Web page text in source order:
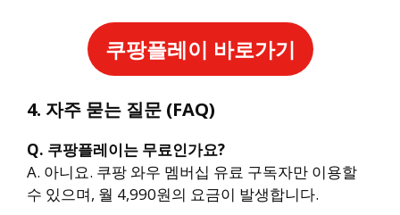
쿠팡플레이 바로가기
4. 자주 묻는 질문 (FAQ)
Q. 쿠팡플레이는 무료인가요?
A. 아니요. 쿠팡 와우 멤버십 유료 구독자만 이용할
수 있으며, 월 4,990원의 요금이 발생합니다.